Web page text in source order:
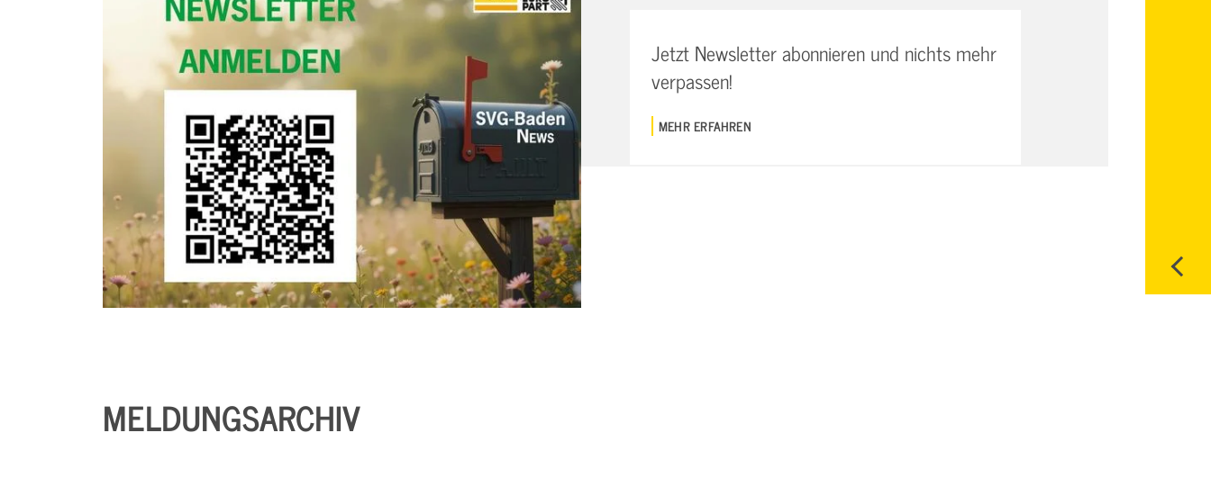
Jetzt Newsletter abonnieren und nichts mehr
verpassen!
MEHR ERFAHREN
MELDUNGSARCHIV